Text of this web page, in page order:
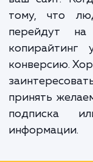
Когда
могут легко
они более
целевой
ваш сайт.
тому, что
перейдут